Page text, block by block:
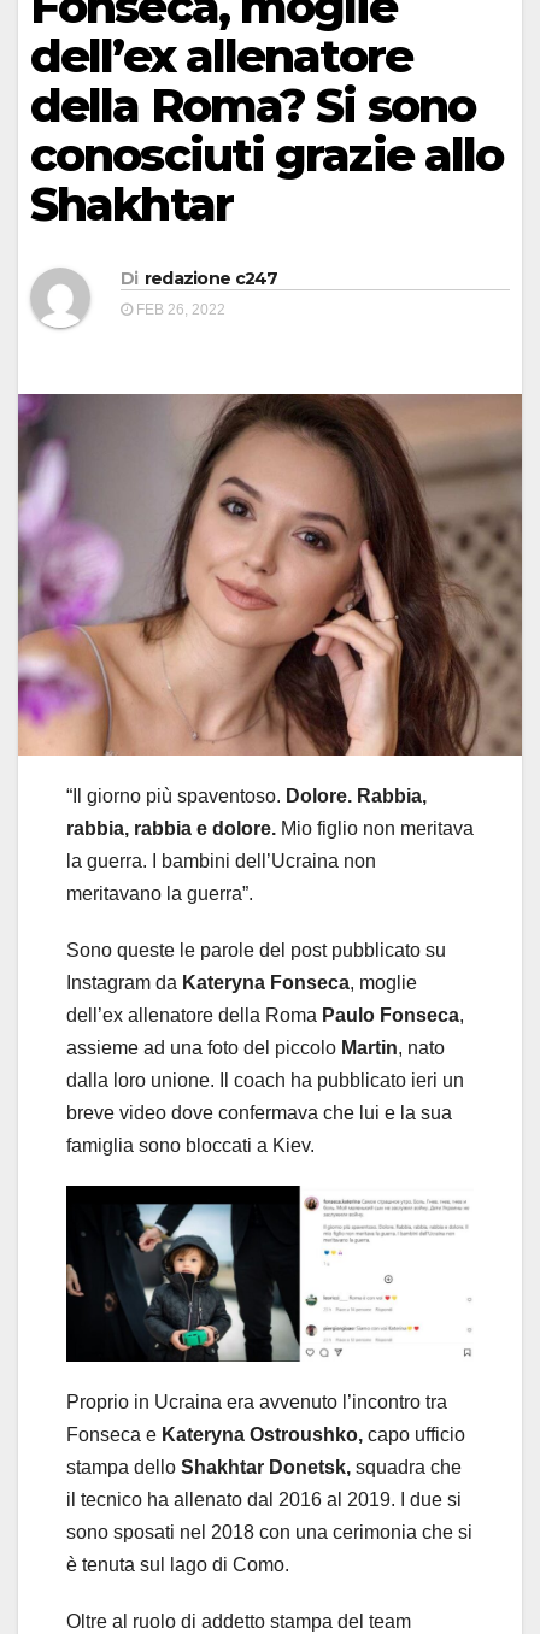
dell’ex allenatore
della Roma? Si sono
conosciuti grazie allo
Shakhtar
Di redazione c247
FEB 26, 2022
“Il giorno più spaventoso. Dolore. Rabbia,
rabbia, rabbia e dolore. Mio figlio non meritava
la guerra. I bambini dell’Ucraina non
meritavano la guerra”.
Sono queste le parole del post pubblicato su
Instagram da Kateryna Fonseca, moglie
dell’ex allenatore della Roma Paulo Fonseca,
assieme ad una foto del piccolo Martin, nato
dalla loro unione. Il coach ha pubblicato ieri un
breve video dove confermava che lui e la sua
famiglia sono bloccati a Kiev.
Proprio in Ucraina era avvenuto l’incontro tra
Fonseca e Kateryna Ostroushko, capo ufficio
stampa dello Shakhtar Donetsk, squadra che
il tecnico ha allenato dal 2016 al 2019. I due si
sono sposati nel 2018 con una cerimonia che si
è tenuta sul lago di Como.
Oltre al ruolo di addetto stampa del team